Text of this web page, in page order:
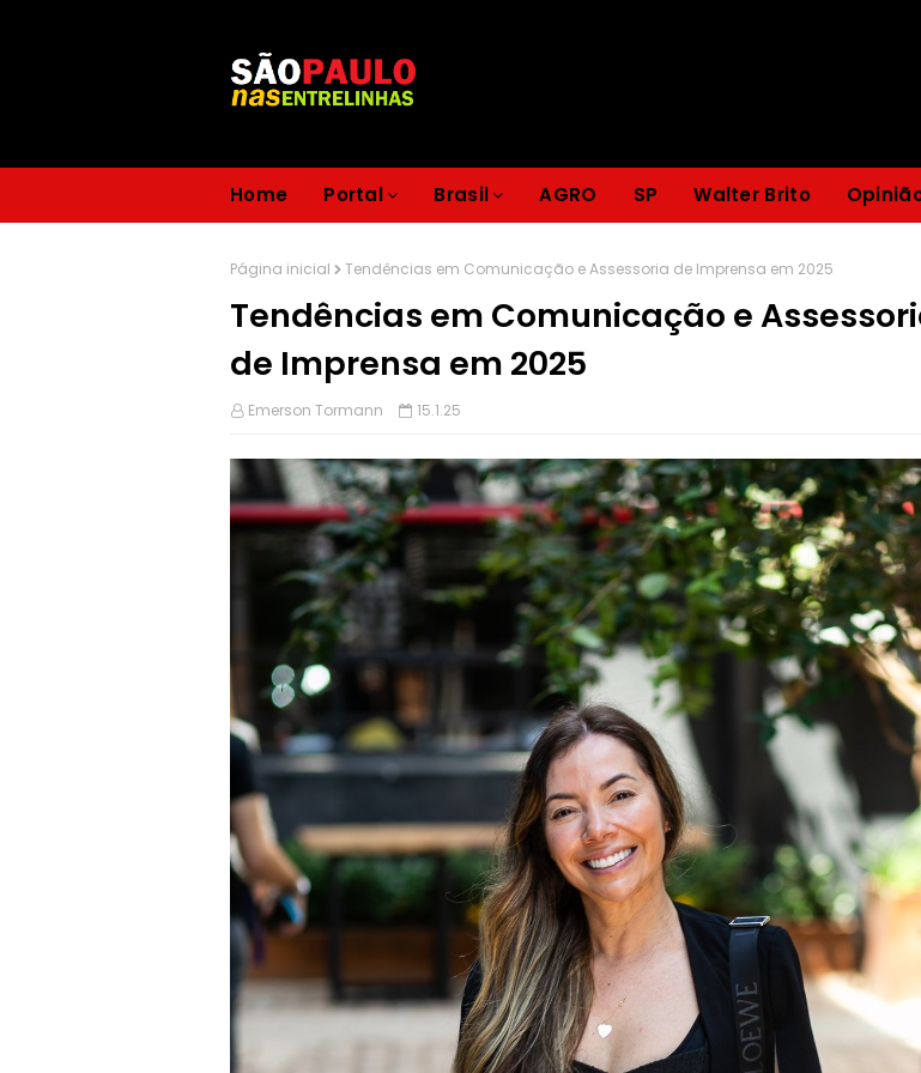
Home Portal Brasil AGRO SP Walter Brito
Página inicial Tendências em Comunicação e Assessoria de Imprensa em 2025
Tendências em Comunicação e
de Imprensa em 2025
Emerson Tormann 15.1.25